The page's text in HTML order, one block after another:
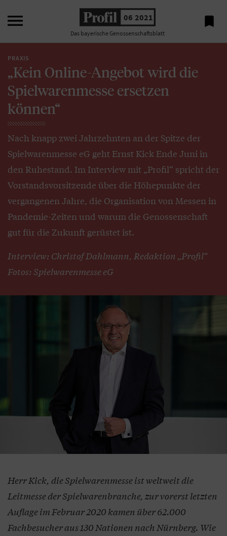
 06 2021
Das bayerische Genossenschaftsblatt

PRAXIS
„Kein Online-Angebot wird die
Spielwarenmesse ersetzen
können“
Nach knapp zwei Jahrzehnten an der Spitze der
Spielwarenmesse eG geht Ernst Kick Ende Juni in
den Ruhestand. Im Interview mit „Profil“ spricht der
Vorstandsvorsitzende über die Höhepunkte der
vergangenen Jahre, die Organisation von Messen in
Pandemie-Zeiten und warum die Genossenschaft
gut für die Zukunft gerüstet ist.
Interview: Christof Dahlmann, Redaktion „Profil“
Fotos: Spielwarenmesse eG
Herr Kick, die Spielwarenmesse ist weltweit die
Leitmesse der Spielwarenbranche, zur vorerst letzten
Auflage im Februar 2020 kamen über 62.000
Fachbesucher aus 130 Nationen nach Nürnberg. Wie